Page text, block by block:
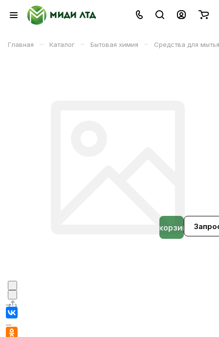
Главная – Каталог – Бытовая химия – Средства для
В корзине